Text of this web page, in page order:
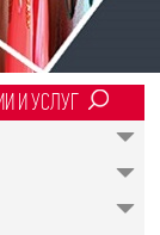
И УСЛУГ